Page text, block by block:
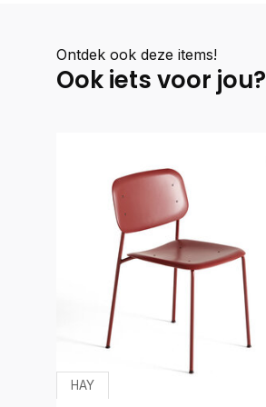
Ontdek ook deze items!
Ook iets voor jou?
HAY